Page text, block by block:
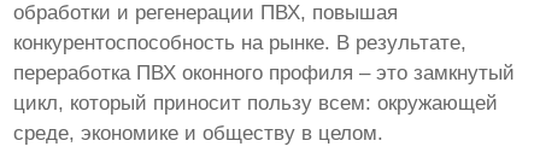
обработки и регенерации ПВХ, повышая
конкурентоспособность на рынке. В результате,
переработка ПВХ оконного профиля – это замкнутый
цикл, который приносит пользу всем: окружающей
среде, экономике и обществу в целом.